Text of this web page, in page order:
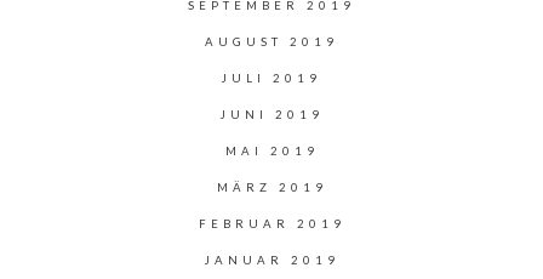
SEPTEMBER 2019
AUGUST 2019
JULI 2019
JUNI 2019
MAI 2019
MÄRZ 2019
FEBRUAR 2019
JANUAR 2019